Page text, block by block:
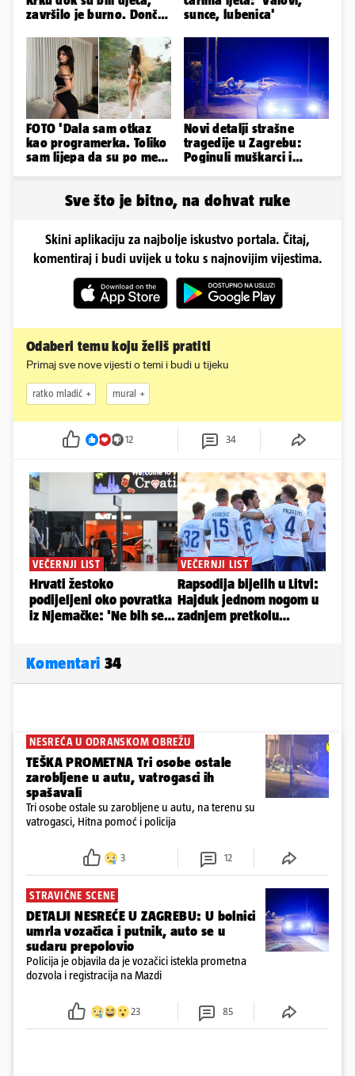
završilo je burno. Dončić
sunce, lubenica'
FOTO 'Dala sam otkaz
kao programerka. Toliko
sam lijepa da su po meni
Novi detalji strašne
tragedije u Zagrebu:
Poginuli muškarci i
Sve što je bitno, na dohvat ruke
Skini aplikaciju za najbolje iskustvo portala. Čitaj,
komentiraj i budi uvijek u toku s najnovijim vijestima.
Odaberi temu koju želiš pratiti
Primaj sve nove vijesti o temi i budi u tijeku
ratko mladić mural
12 34
Komentari 34
NESREĆA U ODRANSKOM OBREŽU
TEŠKA PROMETNA Tri osobe ostale
zarobljene u autu, vatrogasci ih
spašavali
Tri osobe ostale su zarobljene u autu, na terenu su
vatrogasci, Hitna pomoć i policija
3 12
STRAVIČNE SCENE
DETALJI NESREĆE U ZAGREBU: U bolnici
umrla vozačica i putnik, auto se u
sudaru prepolovio
Policija je objavila da je vozačici istekla prometna
dozvola i registracija na Mazdi
23 85